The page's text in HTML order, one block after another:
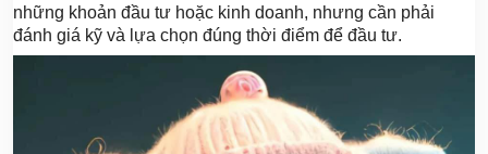
những khoản đầu tư hoặc kinh doanh, nhưng cần phải
đánh giá kỹ và lựa chọn đúng thời điểm để đầu tư.